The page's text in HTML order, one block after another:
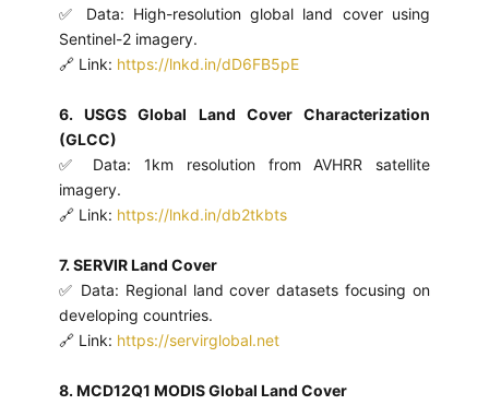
✅ Data: High-resolution global land cover using
Sentinel-2 imagery.
🔗 Link: https://lnkd.in/dD6FB5pE
6. USGS Global Land Cover Characterization
(GLCC)
✅ Data: 1km resolution from AVHRR satellite
imagery.
🔗 Link: https://lnkd.in/db2tkbts
7. SERVIR Land Cover
✅ Data: Regional land cover datasets focusing on
developing countries.
🔗 Link: https://servirglobal.net
8. MCD12Q1 MODIS Global Land Cover